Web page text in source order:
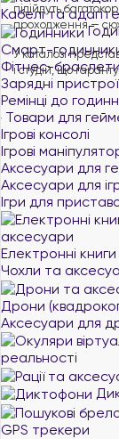
Кабелі та
Смарт-
Фітнес-
Зарядні
Ремінці до
Товари для
Ігрові консолі
Ігрові
Аксесуари для
Аксесуари для
Ігри для
аксесуари
Електронні книги
Чохли та
Дрони
Аксесуари для
реальності
GPS трекери
підійдуть
проходження —
У каталозі
і студій, що